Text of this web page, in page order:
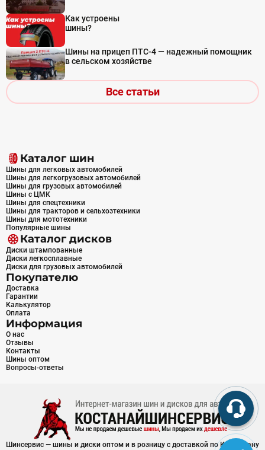
Как устроены
шины?
Шины на прицеп ПТС-4 — надежный помощник
в сельском хозяйстве
Все статьи
Каталог шин
Шины для легковых автомобилей
Шины для легкогрузовых автомобилей
Шины для грузовых автомобилей
Шины с ЦМК
Шины для спецтехники
Шины для тракторов и сельхозтехники
Шины для мототехники
Популярные шины
Каталог дисков
Диски штампованные
Диски легкосплавные
Диски для грузовых автомобилей
Покупателю
Доставка
Гарантии
Калькулятор
Оплата
Информация
О нас
Отзывы
Контакты
Шины оптом
Вопросы-ответы
Шинсервис — шины и диски оптом и в розницу с доставкой по Казахстану